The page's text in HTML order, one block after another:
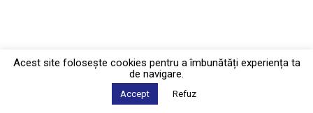
Acest site foloseşte cookies pentru a îmbunătăți experiența ta
de navigare.
Accept Refuz